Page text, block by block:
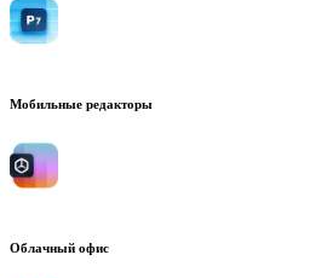
Мобильные редакторы
Облачный офис